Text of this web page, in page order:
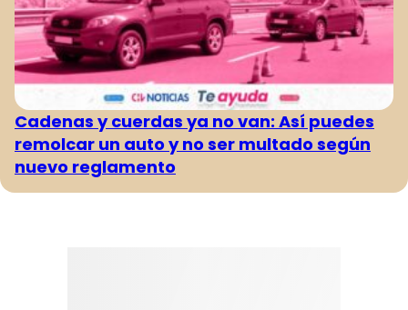
Cadenas y cuerdas ya no van: Así puedes
remolcar un auto y no ser multado según
nuevo reglamento